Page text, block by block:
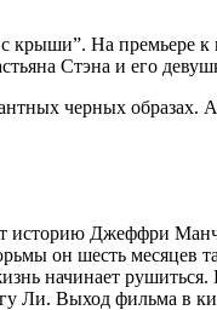
крыши”. На премьере
Стэна и его
черных образах.
Джеффри
он шесть месяцев
начинает
Ли. Выход фильма в